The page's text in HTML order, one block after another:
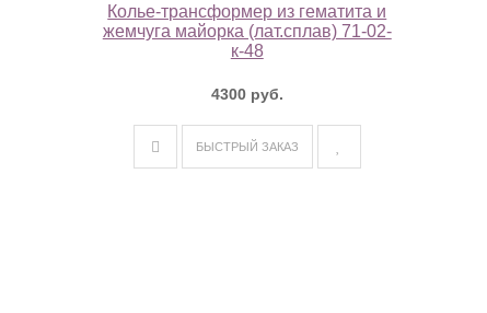
Колье-трансформер из гематита и
жемчуга майорка (лат.сплав) 71-02-
к-48
4300 руб.
БЫСТРЫЙ ЗАКАЗ